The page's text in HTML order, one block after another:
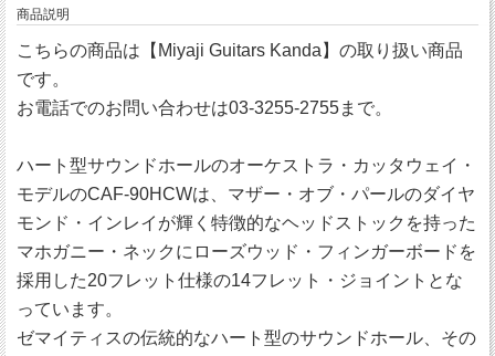
商品説明
こちらの商品は【Miyaji Guitars Kanda】の取り扱い商品
です。
お電話でのお問い合わせは03-3255-2755まで。
ハート型サウンドホールのオーケストラ・カッタウェイ・
モデルのCAF-90HCWは、マザー・オブ・パールのダイヤ
モンド・インレイが輝く特徴的なヘッドストックを持った
マホガニー・ネックにローズウッド・フィンガーボードを
採用した20フレット仕様の14フレット・ジョイントとな
っています。
ゼマイティスの伝統的なハート型のサウンドホール、その